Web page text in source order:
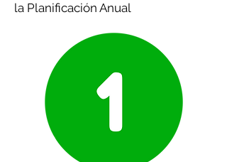
la Planificación Anual